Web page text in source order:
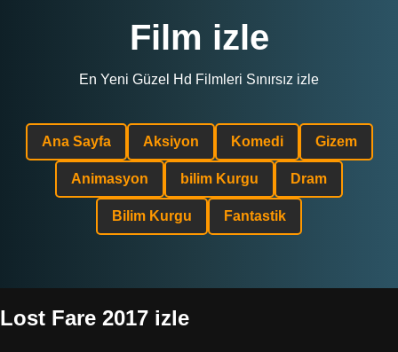
Film izle
En Yeni Güzel Hd Filmleri Sınırsız izle
Ana Sayfa Aksiyon Komedi Gizem
Animasyon bilim Kurgu Dram
Bilim Kurgu Fantastik
Lost Fare 2017 izle